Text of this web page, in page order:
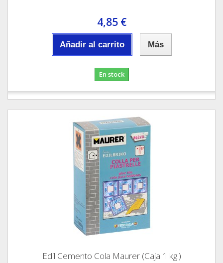
4,85 €
Añadir al carrito Más
En stock
Edil Cemento Cola Maurer (Caja 1 kg.)